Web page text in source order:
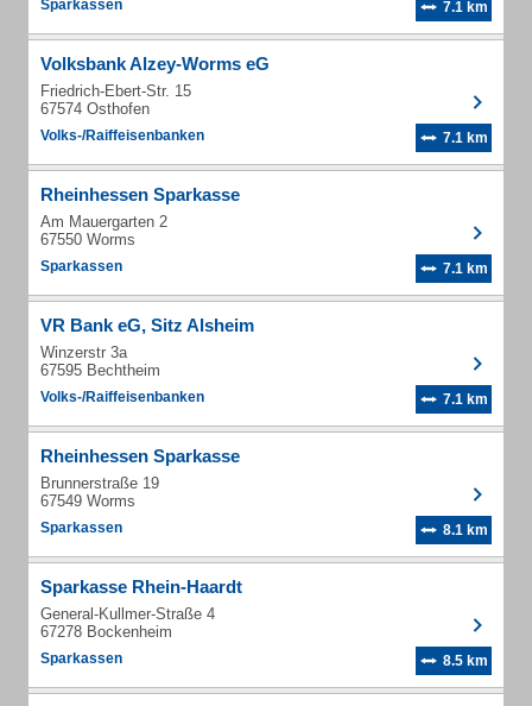
Sparkassen 7.1 km
Volksbank Alzey-Worms eG
Friedrich-Ebert-Str. 15
67574 Osthofen
Volks-/Raiffeisenbanken 7.1 km
Rheinhessen Sparkasse
Am Mauergarten 2
67550 Worms
Sparkassen 7.1 km
VR Bank eG, Sitz Alsheim
Winzerstr 3a
67595 Bechtheim
Volks-/Raiffeisenbanken 7.1 km
Rheinhessen Sparkasse
Brunnerstraße 19
67549 Worms
Sparkassen 8.1 km
Sparkasse Rhein-Haardt
General-Kullmer-Straße 4
67278 Bockenheim
Sparkassen 8.5 km